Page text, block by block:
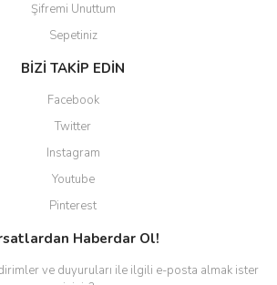
Şifremi Unuttum
Sepetiniz
BİZİ TAKİP EDİN
Facebook
Twitter
Instagram
Youtube
Pinterest
Haberdar Ol!
ve duyuruları ile ilgili e-posta almak ister